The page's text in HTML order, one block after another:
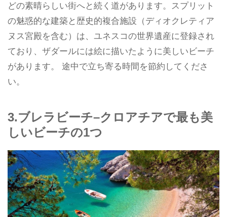
どの素晴らしい街へと続く道があります。スプリット
の魅惑的な建築と歴史的複合施設（ディオクレティア
ヌス宮殿を含む）は、ユネスコの世界遺産に登録され
ており、ザダールには絵に描いたように美しいビーチ
があります。 途中で立ち寄る時間を節約してくださ
い。
3.ブレラビーチ–クロアチアで最も美
しいビーチの1つ